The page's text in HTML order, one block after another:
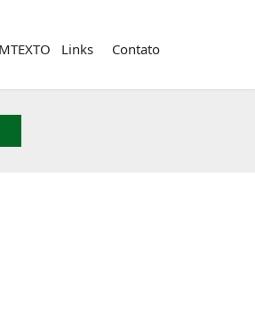
Links Contato